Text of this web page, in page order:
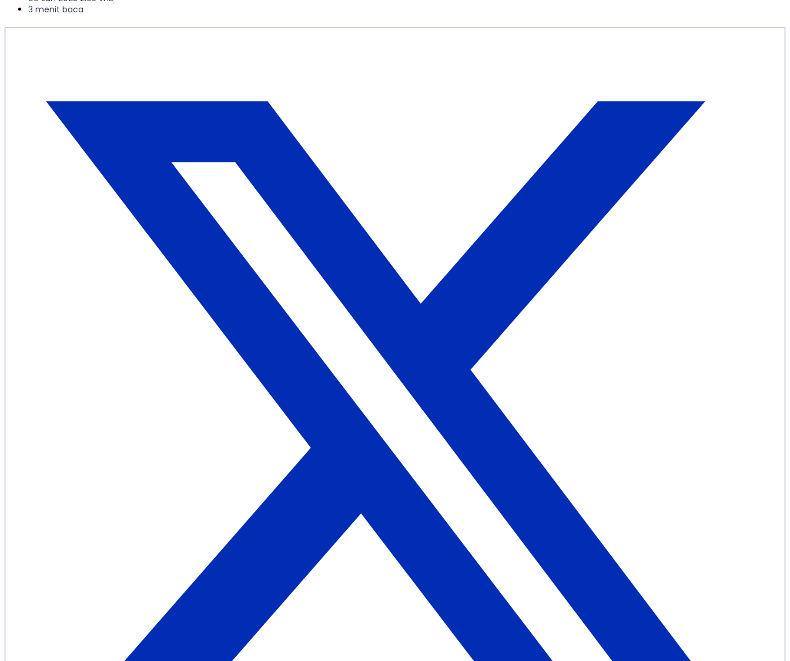
3 menit baca